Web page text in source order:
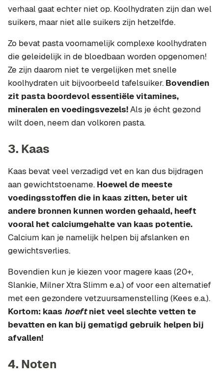
verhaal gaat echter niet op. Koolhydraten zijn dan wel
suikers, maar niet alle suikers zijn hetzelfde.
Zo bevat pasta voornamelijk complexe koolhydraten
die geleidelijk in de bloedbaan worden opgenomen!
Ze zijn daarom niet te vergelijken met snelle
koolhydraten uit bijvoorbeeld tafelsuiker. Bovendien
zit pasta boordevol essentiële vitamines,
mineralen en voedingsvezels!Als je écht gezond
wilt doen, neem dan volkoren pasta.
3. Kaas
Kaas bevat veel verzadigd vet en kan dus bijdragen
aan gewichtstoename. Hoewel de meeste
voedingsstoffen die in kaas zitten, beter uit
andere bronnen kunnen worden gehaald, heeft
vooral het calciumgehalte van kaas potentie.
Calcium kan je namelijk helpen bij afslanken en
gewichtsverlies.
Bovendien kun je kiezen voor magere kaas (20+,
Slankie, Milner Xtra Slimm e.a.) of voor een alternatief
met een gezondere vetzuursamenstelling (Kees e.a.).
Kortom: kaas hoeftniet veel slechte vetten te
bevatten en kan bij gematigd gebruik helpen bij
afvallen!
4. Noten